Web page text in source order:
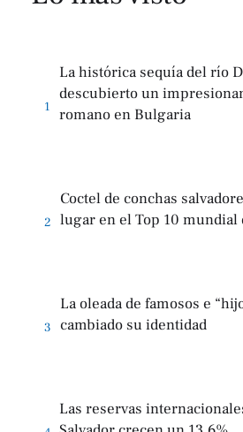
1
La histórica sequía del río
descubierto un
romano en Bulgaria
2
Coctel de conchas
lugar en el Top 10 mundial
3
La oleada de famosos e
cambiado su identidad
Las reservas